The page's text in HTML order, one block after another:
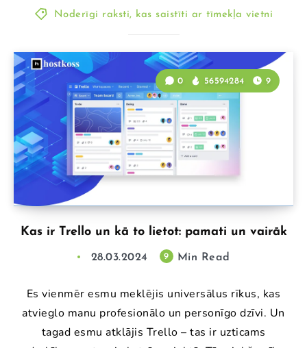
Noderīgi raksti, kas saistīti ar tīmekļa vietni
Kas ir Trello un kā to lietot: pamati un vairāk
0 56594284 9
28.03.2024 9 Min Read
Es vienmēr esmu meklējis universālus rīkus, kas
atvieglo manu profesionālo un personīgo dzīvi. Un
tagad esmu atklājis Trello – tas ir uzticams